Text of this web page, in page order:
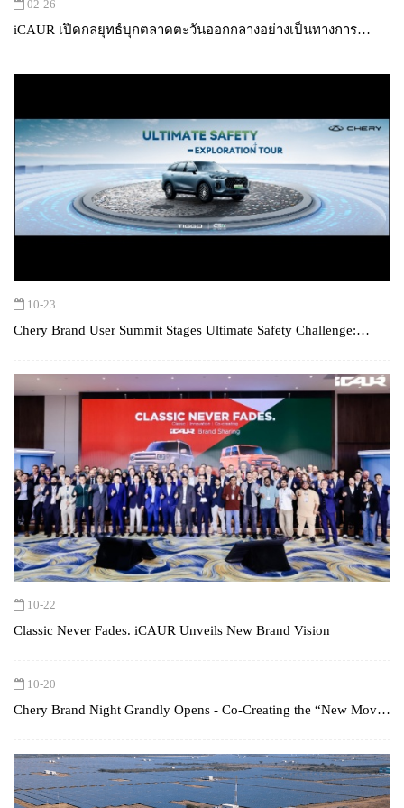
02-26
iCAUR เปิดกลยุทธ์บุกตลาดตะวันออกกลางอย่างเป็นทางการ
10-23
Chery Brand User Summit Stages Ultimate Safety Challenge:
Inspired Philosophy
10-22
Classic Never Fades. iCAUR Unveils New Brand Vision
10-20
Chery Brand Night Grandly Opens - Co-Creating the “New Move”